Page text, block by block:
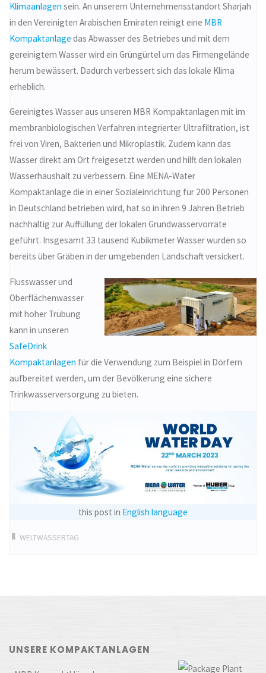
Klimaanlagen sein. An unserem Unternehmensstandort Sharjah
in den Vereinigten Arabischen Emiraten reinigt eine MBR
Kompaktanlage das Abwasser des Betriebes und mit dem
gereinigtem Wasser wird ein Grüngürtel um das Firmengelände
herum bewässert. Dadurch verbessert sich das lokale Klima
erheblich.
Gereinigtes Wasser aus unseren MBR Kompaktanlagen mit im
membranbiologischen Verfahren integrierter Ultrafiltration, ist
frei von Viren, Bakterien und Mikroplastik. Zudem kann das
Wasser direkt am Ort freigesetzt werden und hilft den lokalen
Wasserhaushalt zu verbessern. Eine MENA-Water
Kompaktanlage die in einer Sozialeinrichtung für 200 Personen
in Deutschland betrieben wird, hat so in ihren 9 Jahren Betrieb
nachhaltig zur Auffüllung der lokalen Grundwasservorräte
geführt. Insgesamt 33 tausend Kubikmeter Wasser wurden so
bereits über Gräben in der umgebenden Landschaft versickert.
Flusswasser und
Oberflächenwasser
mit hoher Trübung
kann in unseren
SafeDrink
Kompaktanlagen für die Verwendung zum Beispiel in Dörfern
aufbereitet werden, um der Bevölkerung eine sichere
Trinkwasserversorgung zu bieten.
this post in English language
WELTWASSERTAG
UNSERE KOMPAKTANLAGEN